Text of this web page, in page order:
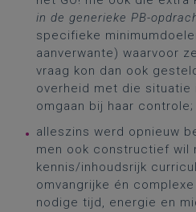
in de generieke PB-
specifieke
aanverwante) waarvoor
vraag kon dan ook
overheid met die
omgaan bij haar controle;
alleszins werd opnieuw
men ook constructief wil
kennis/inhoudsrijk
omvangrijke én
nodige tijd, energie en